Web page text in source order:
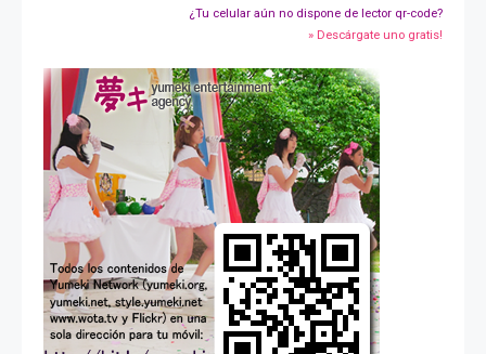
¿Tu celular aún no dispone de lector qr-code?
» Descárgate uno gratis!